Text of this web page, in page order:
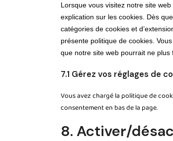
Lorsque vous visitez notre site
explication sur les cookies. Dès
catégories de cookies et
présente politique de cookies.
que notre site web pourrait ne plus
7.1 Gérez vos réglages de
Vous avez chargé la politique de
consentement en bas de la page.
8. Activer/